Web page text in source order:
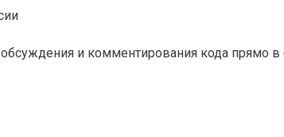
и комментирования кода прямо в